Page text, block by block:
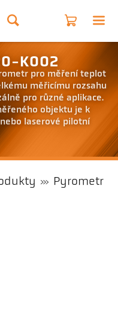
K002
pro měření teplot
měřicímu rozsahu
pro různé aplikace.
objektu je k
laserové pilotní
Pyrometr